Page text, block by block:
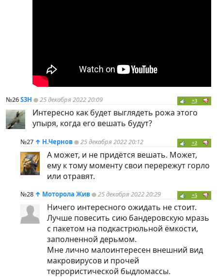
№26S3H 25 декабря 2022 20:09 +3
Интересно как будет выглядеть рожа этого
упыря, когда его вешать будут?
№27 ↑ Н.Чернов 25 декабря 2022 20:12 +2
А может, и не придётся вешать. Может,
ему к тому моменту свои перережут горло
или отравят.
№28 ↑ Моторола Жив 25 декабря 2022 20:29 +5
Ничего интересного ожидать не стоит.
Лучше повесить сию бандеровскую мразь
с пакетом на подкастрюльной ёмкости,
заполненной дерьмом.
Мне лично малоинтересен внешний вид
макровирусов и прочей
террористической быдломассы.